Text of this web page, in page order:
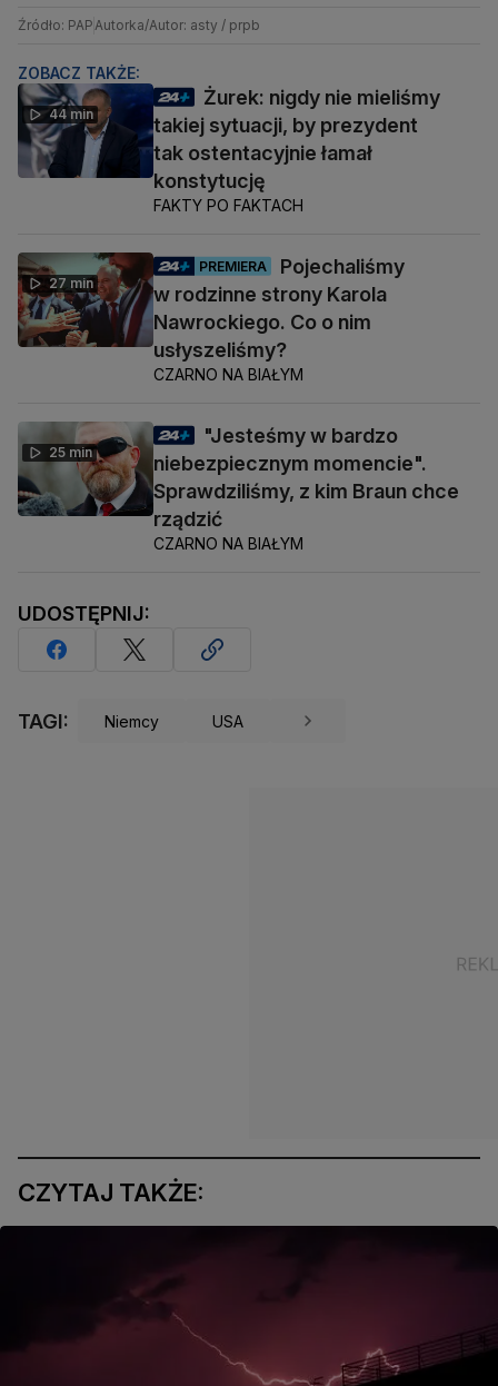
Źródło: PAPAutorka/Autor: asty / prpb
ZOBACZ TAKŻE:
44 min
Żurek: nigdy nie mieliśmy
takiej sytuacji, by prezydent
tak ostentacyjnie łamał
konstytucję
FAKTY PO FAKTACH
27 min
PREMIERA
Pojechaliśmy
w rodzinne strony Karola
Nawrockiego. Co o nim
usłyszeliśmy?
CZARNO NA BIAŁYM
25 min
"Jesteśmy w bardzo
niebezpiecznym momencie".
Sprawdziliśmy, z kim Braun chce
rządzić
CZARNO NA BIAŁYM
UDOSTĘPNIJ:
TAGI: Niemcy USA
CZYTAJ TAKŻE: